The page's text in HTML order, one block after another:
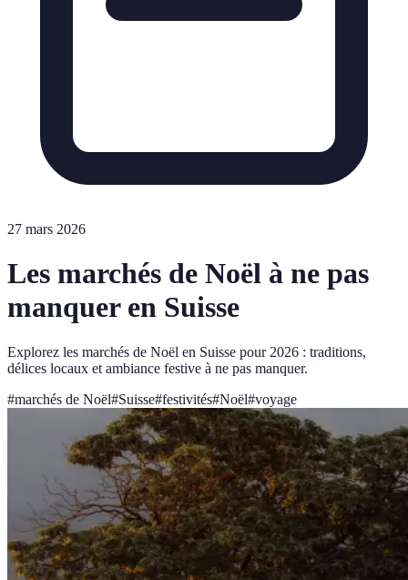
27 mars 2026
Les marchés de Noël à ne pas
manquer en Suisse
Explorez les marchés de Noël en Suisse pour 2026 : traditions,
délices locaux et ambiance festive à ne pas manquer.
#marchés de Noël#Suisse#festivités#Noël#voyage